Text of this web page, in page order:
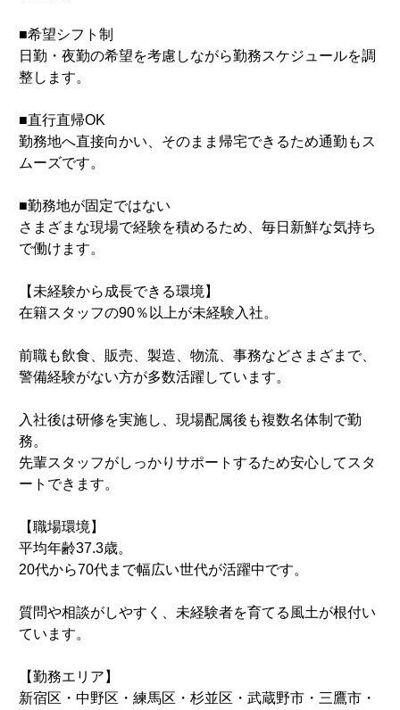
■希望シフト制
日勤・夜勤の希望を考慮しながら勤務スケジュールを調
整します。
■直行直帰OK
勤務地へ直接向かい、そのまま帰宅できるため通勤もス
ムーズです。
■勤務地が固定ではない
さまざまな現場で経験を積めるため、毎日新鮮な気持ち
で働けます。
【未経験から成長できる環境】
在籍スタッフの90％以上が未経験入社。
前職も飲食、販売、製造、物流、事務などさまざまで、
警備経験がない方が多数活躍しています。
入社後は研修を実施し、現場配属後も複数名体制で勤
務。
先輩スタッフがしっかりサポートするため安心してスタ
ートできます。
【職場環境】
平均年齢37.3歳。
20代から70代まで幅広い世代が活躍中です。
質問や相談がしやすく、未経験者を育てる風土が根付い
ています。
【勤務エリア】
新宿区・中野区・練馬区・杉並区・武蔵野市・三鷹市・